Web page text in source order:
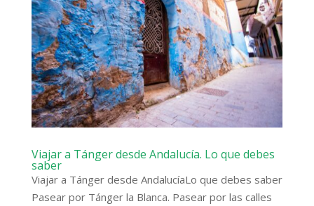
Viajar a Tánger desde Andalucía. Lo que debes
saber
Viajar a Tánger desde AndalucíaLo que debes saber
Pasear por Tánger la Blanca. Pasear por las calles